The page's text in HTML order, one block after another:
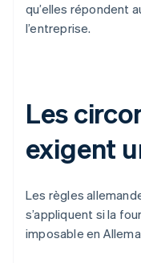
qu’elles répondent
l’entreprise.
Les
exigent
Les règles
s’appliquent si la
imposable en